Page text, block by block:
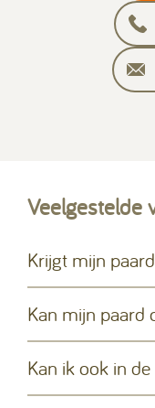
Veelgestelde
Krijgt mijn
Kan mijn paard
Kan ik ook in